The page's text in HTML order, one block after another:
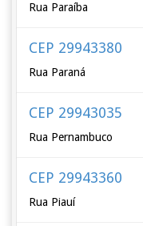
Rua Paraíba
CEP 29943380
Rua Paraná
CEP 29943035
Rua Pernambuco
CEP 29943360
Rua Piauí